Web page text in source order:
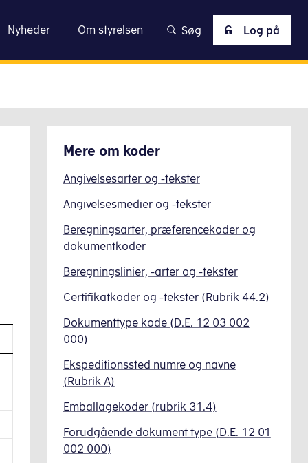
Nyheder Om styrelsen Søg Log på
Mere om koder
Angivelsesarter og -tekster
Angivelsesmedier og -tekster
Beregningsarter, præferencekoder og
dokumentkoder
Beregningslinier, -arter og -tekster
Certifikatkoder og -tekster (Rubrik 44.2)
Dokumenttype kode (D.E. 12 03 002
000)
Ekspeditionssted numre og navne
(Rubrik A)
Emballagekoder (rubrik 31.4)
Forudgående dokument type (D.E. 12 01
002 000)